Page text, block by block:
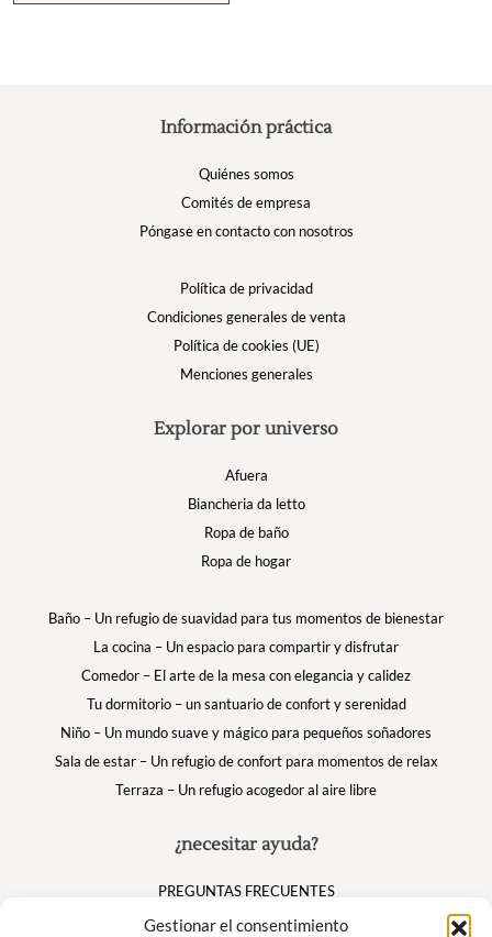
Gestionar el consentimiento
¿necesitar ayuda?
PREGUNTAS FRECUENTES
Mi cuenta
Información práctica
Quiénes somos
Comités de empresa
Póngase en contacto con nosotros
Política de privacidad
Condiciones generales de venta
Política de cookies (UE)
Menciones generales
Explorar por universo
Afuera
Biancheria da letto
Ropa de baño
Ropa de hogar
Baño – Un refugio de suavidad para tus momentos de bienestar
La cocina – Un espacio para compartir y disfrutar
Comedor – El arte de la mesa con elegancia y calidez
Tu dormitorio – un santuario de confort y serenidad
Niño – Un mundo suave y mágico para pequeños soñadores
Sala de estar – Un refugio de confort para momentos de relax
Terraza – Un refugio acogedor al aire libre